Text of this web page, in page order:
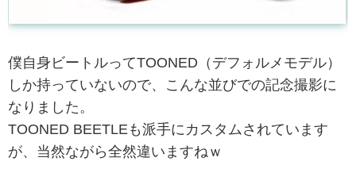
僕自身ビートルってTOONED（デフォルメモデル）
しか持っていないので、こんな並びでの記念撮影に
なりました。
TOONED BEETLEも派手にカスタムされています
が、当然ながら全然違いますねｗ